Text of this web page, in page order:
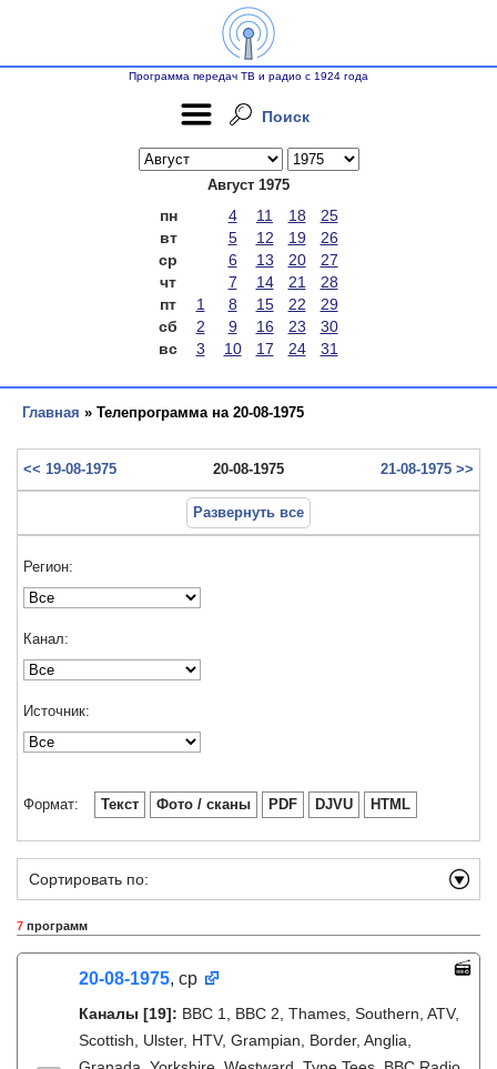
Программа передач ТВ и радио с 1924 года
Поиск
Август 1975
пн 4 11 18
25
вт
5 12 19
26
ср
6 13 20
27
чт
7 14 21
28
пт
1 8 15 22
29
сб
2 9 16 23
30
вс
3 10 17 24 31
Главная » Телепрограмма на 20-08-1975
<< 19-08-1975 20-08-1975 21-08-1975 >>
Развернуть все
Регион:
Канал:
Источник:
Формат: Текст Фото / сканы PDF DJVU HTML
Сортировать по:
7 программ
20-08-1975, ср
Каналы [19]: BBC 1, BBC 2, Thames, Southern, ATV,
Scottish, Ulster, HTV, Grampian, Border, Anglia,